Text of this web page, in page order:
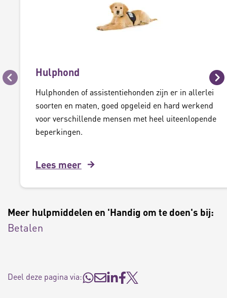
Vorige
Hulphond
Hulphonden of assistentiehonden zijn er in allerlei
soorten en maten, goed opgeleid en hard werkend
voor verschillende mensen met heel uiteenlopende
beperkingen.
Lees meer
Meer hulpmiddelen en 'Handig om te doen's bij:
Betalen
Deel deze pagina via: